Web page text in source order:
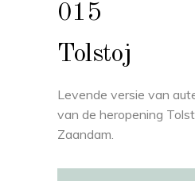
015
Tolstoj
Levende versie van
van de heropening
Zaandam.